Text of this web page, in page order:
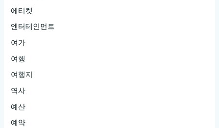
에티켓
엔터테인먼트
여가
여행
여행지
역사
예산
예약